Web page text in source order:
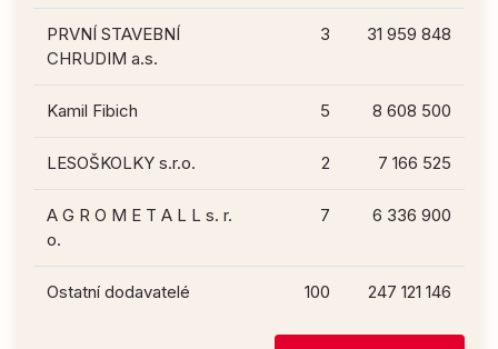
PRVNÍ STAVEBNÍ
CHRUDIM a.s.
3 31 959 848
Kamil Fibich 5 8 608 500
LESOŠKOLKY s.r.o. 2 7 166 525
A G R O M E T A L L s. r.
o.
7 6 336 900
Ostatní dodavatelé 100 247 121 146